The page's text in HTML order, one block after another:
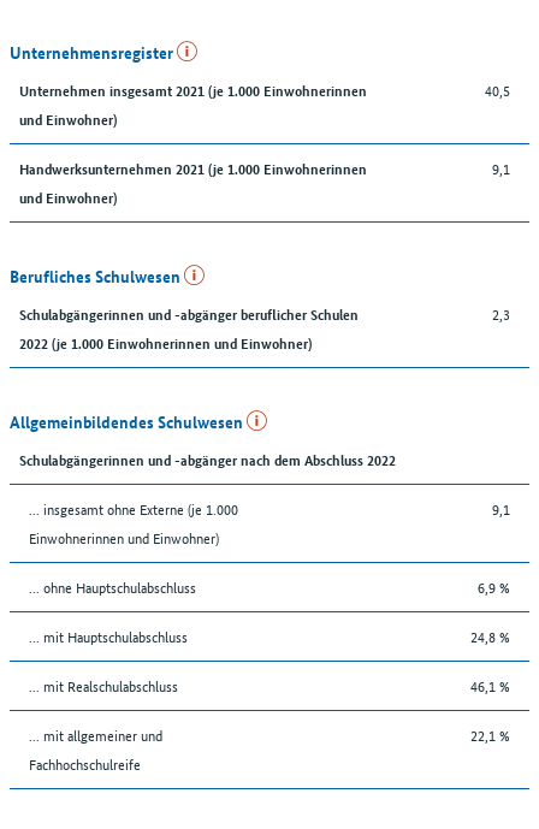
Unternehmensregister
Unternehmen insgesamt 2021 (je 1.000 Einwohnerinnen
und Einwohner)
40,5
Handwerksunternehmen 2021 (je 1.000 Einwohnerinnen
und Einwohner)
9,1
Berufliches Schulwesen
Schulabgängerinnen und -abgänger beruflicher Schulen
2022 (je 1.000 Einwohnerinnen und Einwohner)
2,3
Allgemeinbildendes Schulwesen
Schulabgängerinnen und -abgänger nach dem Abschluss 2022
... insgesamt ohne Externe (je 1.000
Einwohnerinnen und Einwohner)
9,1
... ohne Hauptschulabschluss 6,9 %
... mit Hauptschulabschluss 24,8 %
... mit Realschulabschluss 46,1 %
... mit allgemeiner und
Fachhochschulreife
22,1 %